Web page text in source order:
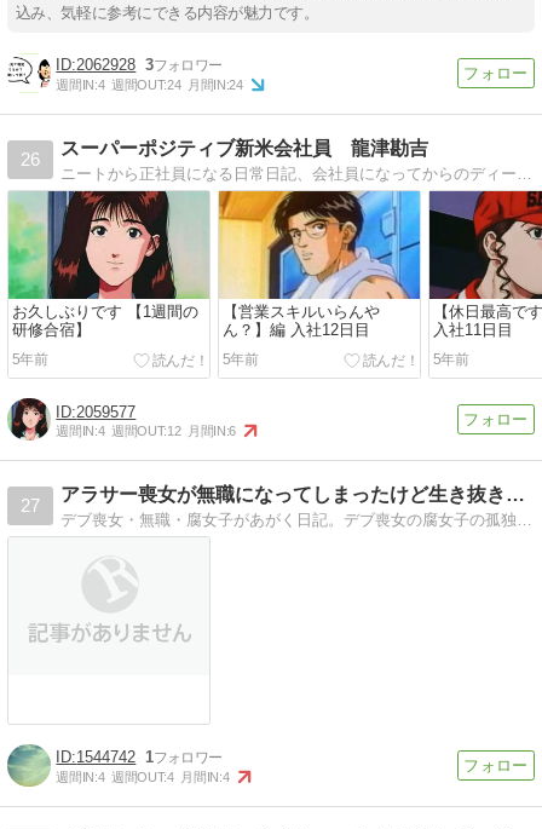
込み、気軽に参考にできる内容が魅力です。
2062928 3
週間IN:4 週間OUT:24 月間IN:24
26
スーパーポジティブ新米会社員 龍津勘吉
ニートから正社員になる日常日記、会社員になってからのディープな日常日記
お久しぶりです 【1週間の
研修合宿】
5年前
【営業スキルいらんや
ん？】編 入社12日目
5年前
【休日最高で
入社11日目
5年前
2059577
週間IN:4 週間OUT:12 月間IN:6
27
アラサー喪女が無職になってしまったけど生き抜きたい
デブ喪女・無職・腐女子があがく日記。デブ喪女の腐女子の孤独すぎる日記。美容とかダイエットも。
1544742 1
週間IN:4 週間OUT:4 月間IN:4